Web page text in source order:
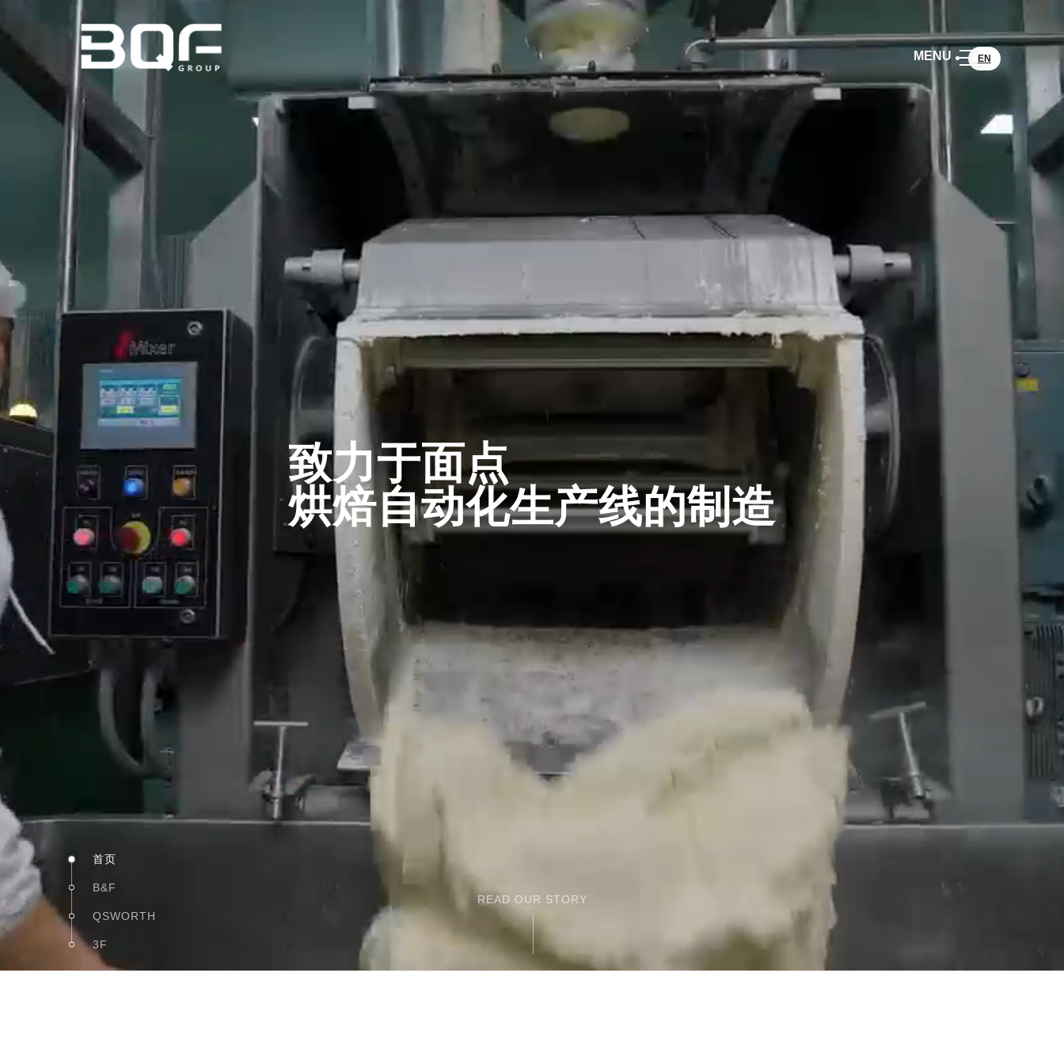
MENU EN
广东省中山市火炬高新技术开发区
+86-13482874048
info@qsworth.com
qsworth
关于我们
产品中心
QSworth强盛
新闻动态
联系我们
© Copyright 2024 BQF 版权所有 粤ICP备17017695号-2
致力于面点
烘焙自动化生产线的制造
READ MORE
READ MORE
首页
B&F
QSWORTH
3F
READ OUR STORY